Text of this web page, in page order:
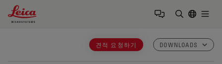
Leica Microsystems Logo
견적 요청하기 DOWNLOADS